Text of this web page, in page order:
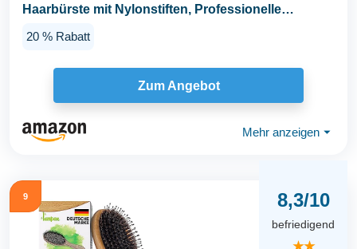
Haarbürste mit Nylonstiften, Professionelle
20 % Rabatt
Zum Angebot
Mehr anzeigen ⏷
9 8,3/10
befriedigend
★★